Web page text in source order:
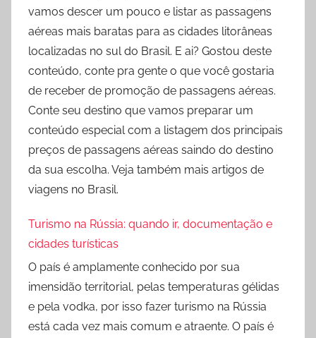
vamos descer um pouco e listar as passagens
aéreas mais baratas para as cidades litorâneas
localizadas no sul do Brasil. E ai? Gostou deste
conteúdo, conte pra gente o que você gostaria
de receber de promoção de passagens aéreas.
Conte seu destino que vamos preparar um
conteúdo especial com a listagem dos principais
preços de passagens aéreas saindo do destino
da sua escolha. Veja também mais artigos de
viagens no Brasil.
Turismo na Rússia: quando ir, documentação e
cidades turísticas
O país é amplamente conhecido por sua
imensidão territorial, pelas temperaturas gélidas
e pela vodka, por isso fazer turismo na Rússia
está cada vez mais comum e atraente. O país é